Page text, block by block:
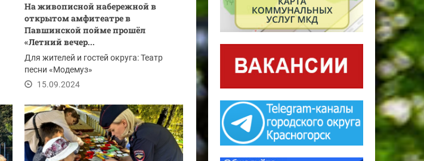
На живописной набережной в
открытом амфитеатре в
Павшинской пойме прошёл
«Летний вечер...
Для жителей и гостей округа: Театр
песни «Модемуз»
15.09.2024